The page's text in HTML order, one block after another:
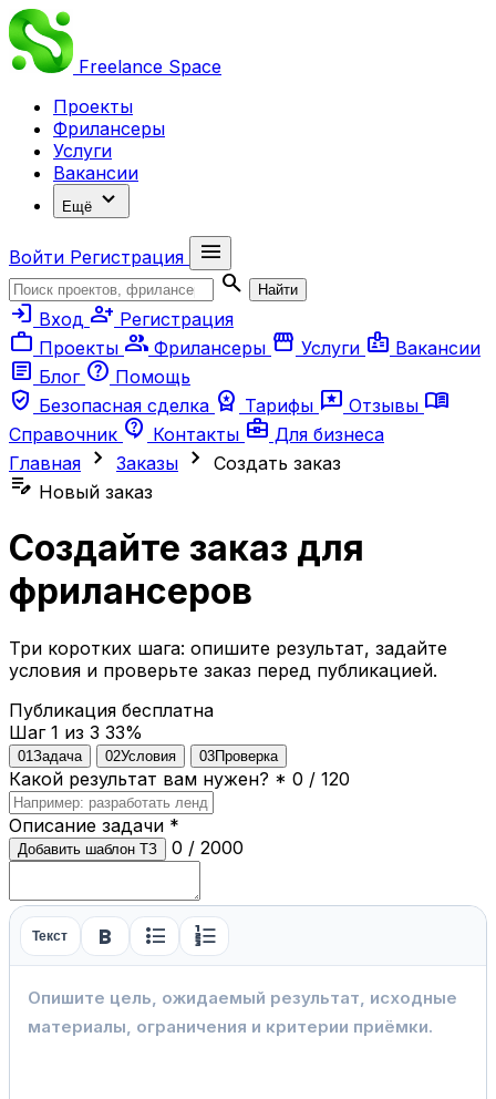
Freelance Space
Проекты
Фрилансеры
Услуги
Вакансии
Ещё expand_more
Войти Регистрация
menu
search
Найти
login Вход person_add Регистрация
work Проекты group Фрилансеры storefront Услуги badge Вакансии
article Блог help Помощь
verified_user Безопасная сделка workspace_premium Тарифы reviews Отзывы menu_book
Справочник contact_support Контакты business_center Для бизнеса
Главная chevron_right Заказы chevron_right Создать заказ
edit_note Новый заказ
Создайте заказ для
фрилансеров
Три коротких шага: опишите результат, задайте
условия и проверьте заказ перед публикацией.
Публикация бесплатна
Шаг 1 из 3 33%
01 Задача 02Условия 03Проверка
Какой результат вам нужен? * 0 / 120
Описание задачи *
Добавить шаблон ТЗ 0 / 2000
Текст format_bold format_list_bulleted format_list_numbered